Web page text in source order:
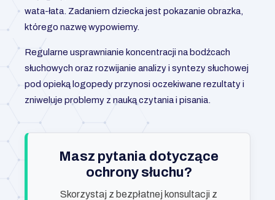
wata-łata. Zadaniem dziecka jest pokazanie obrazka,
którego nazwę wypowiemy.
Regularne usprawnianie koncentracji na bodźcach
słuchowych oraz rozwijanie analizy i syntezy słuchowej
pod opieką logopedy przynosi oczekiwane rezultaty i
zniweluje problemy z nauką czytania i pisania.
Masz pytania dotyczące
ochrony słuchu?
Skorzystaj z bezpłatnej konsultacji z